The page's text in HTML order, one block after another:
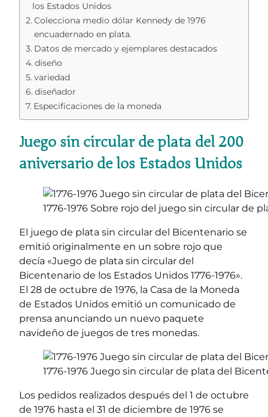
los Estados Unidos
Colecciona medio dólar Kennedy de 1976
encuadernado en plata.
Datos de mercado y ejemplares destacados
diseño
variedad
diseñador
Especificaciones de la moneda
Juego sin circular de plata del 200
aniversario de los Estados Unidos
1776-1976 Sobre rojo del juego sin circular de
El juego de plata sin circular del Bicentenario se
emitió originalmente en un sobre rojo que
decía «Juego de plata sin circular del
Bicentenario de los Estados Unidos 1776-1976».
El 28 de octubre de 1976, la Casa de la Moneda
de Estados Unidos emitió un comunicado de
prensa anunciando un nuevo paquete
navideño de juegos de tres monedas.
1776-1976 Juego sin circular de plata del
Los pedidos realizados después del 1 de octubre
de 1976 hasta el 31 de diciembre de 1976 se